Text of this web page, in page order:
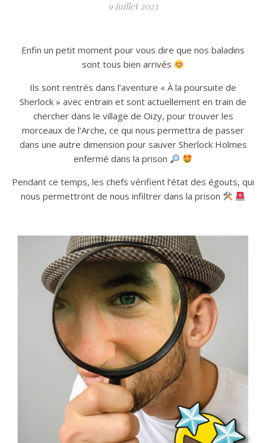
9 juillet 2023
Enfin un petit moment pour vous dire que nos baladins
sont tous bien arrivés
Ils sont rentrés dans l’aventure « À la poursuite de
Sherlock » avec entrain et sont actuellement en train de
chercher dans le village de Oizy, pour trouver les
morceaux de l’Arche, ce qui nous permettra de passer
dans une autre dimension pour sauver Sherlock Holmes
enfermé dans la prison
Pendant ce temps, les chefs vérifient l’état des égouts, qui
nous permettront de nous infiltrer dans la prison